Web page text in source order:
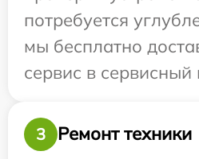
потребуется
мы бесплатно
сервис в сервисный
3
Ремонт техники